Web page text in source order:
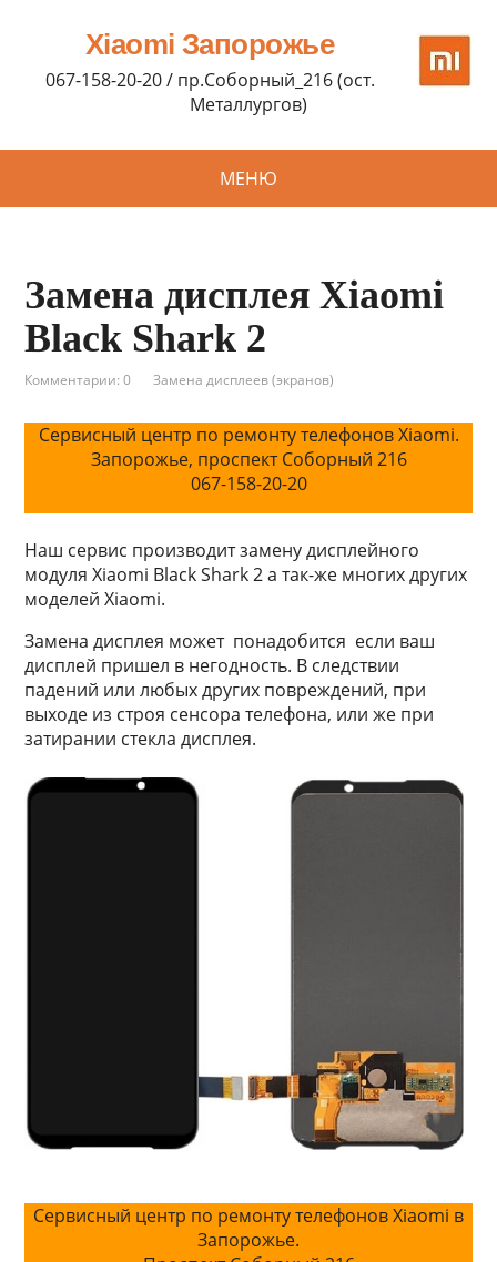
Xiaomi Запорожье
067-158-20-20 / пр.Соборный_216 (ост.
Металлургов)
МЕНЮ
Замена дисплея Xiaomi
Black Shark 2
Комментарии: 0 Замена дисплеев (экранов)
Сервисный центр по ремонту телефонов Xiaomi.
Запорожье, проспект Соборный 216
067-158-20-20
Наш сервис производит замену дисплейного
модуля Xiaomi Black Shark 2 а так-же многих других
моделей Xiaomi.
Замена дисплея может понадобится если ваш
дисплей пришел в негодность. В следствии
падений или любых других повреждений, при
выходе из строя сенсора телефона, или же при
затирании стекла дисплея.
Сервисный центр по ремонту телефонов Xiaomi в
Запорожье.